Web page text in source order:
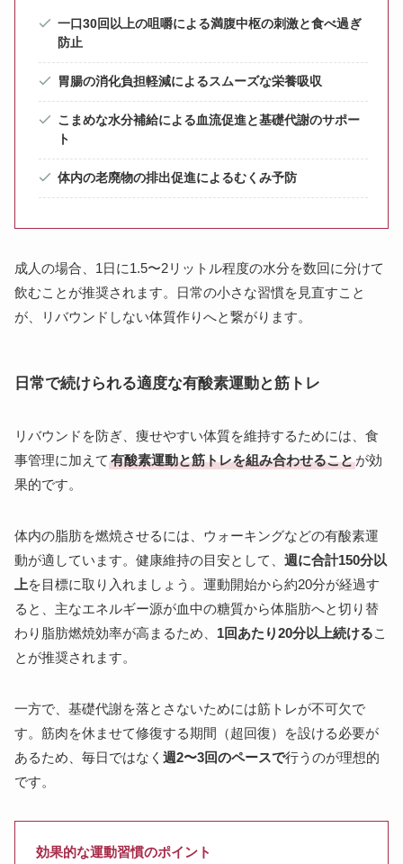
一口30回以上の咀嚼による満腹中枢の刺激と食べ過ぎ
防止
胃腸の消化負担軽減によるスムーズな栄養吸収
こまめな水分補給による血流促進と基礎代謝のサポー
ト
体内の老廃物の排出促進によるむくみ予防
成人の場合、1日に1.5〜2リットル程度の水分を数回に分けて
飲むことが推奨されます。日常の小さな習慣を見直すこと
が、リバウンドしない体質作りへと繋がります。
日常で続けられる適度な有酸素運動と筋トレ
リバウンドを防ぎ、痩せやすい体質を維持するためには、食
事管理に加えて 有酸素運動と筋トレを組み合わせることが効
果的です。
体内の脂肪を燃焼させるには、ウォーキングなどの有酸素運
動が適しています。健康維持の目安として、 週に合計150分以
上を目標に取り入れましょう。運動開始から約20分が経過す
ると、主なエネルギー源が血中の糖質から体脂肪へと切り替
わり脂肪燃焼効率が高まるため、 1回あたり20分以上続けるこ
とが推奨されます。
一方で、基礎代謝を落とさないためには筋トレが不可欠で
す。筋肉を休ませて修復する期間（超回復）を設ける必要が
あるため、毎日ではなく 週2〜3回のペースで行うのが理想的
です。
効果的な運動習慣のポイント